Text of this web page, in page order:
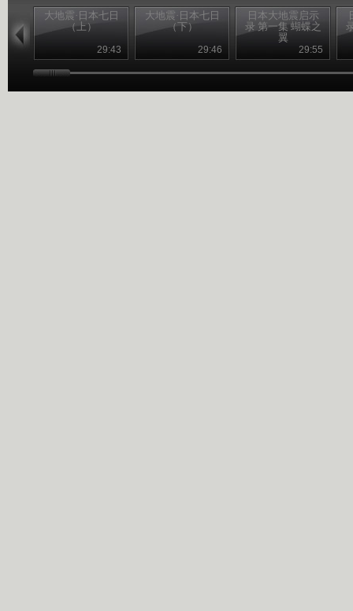
大地震·日本七日
（上）
29:43
大地震·日本七日
（下）
29:46
日本大地震启示
录 第一集 蝴蝶之
翼
29:55